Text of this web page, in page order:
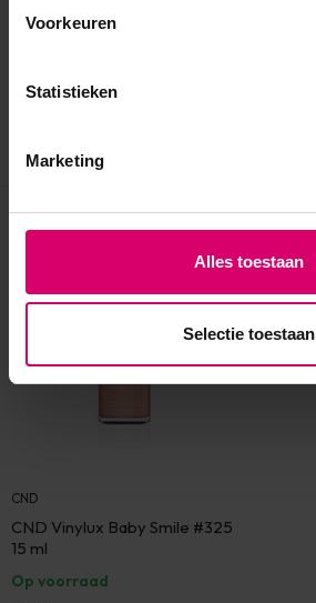
Voorkeuren
Statistieken
Marketing
Alles toestaan
Selectie toestaan
Eerder bekeken
CND
CND Vinylux Baby Smile #325
15 ml
Op voorraad